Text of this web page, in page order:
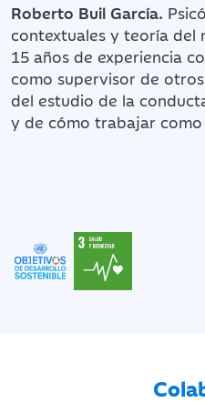
Roberto Buil García.
contextuales y teoría del
15 años de experiencia
como supervisor de
del estudio de la
y de cómo trabajar como